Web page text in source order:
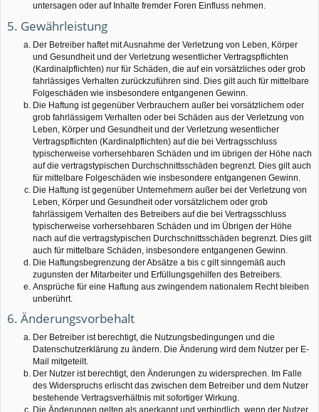
untersagen oder auf Inhalte fremder Foren Einfluss nehmen.
5. Gewährleistung
Der Betreiber haftet mit Ausnahme der Verletzung von Leben, Körper
und Gesundheit und der Verletzung wesentlicher Vertragspflichten
(Kardinalpflichten) nur für Schäden, die auf ein vorsätzliches oder grob
fahrlässiges Verhalten zurückzuführen sind. Dies gilt auch für mittelbare
Folgeschäden wie insbesondere entgangenen Gewinn.
Die Haftung ist gegenüber Verbrauchern außer bei vorsätzlichem oder
grob fahrlässigem Verhalten oder bei Schäden aus der Verletzung von
Leben, Körper und Gesundheit und der Verletzung wesentlicher
Vertragspflichten (Kardinalpflichten) auf die bei Vertragsschluss
typischerweise vorhersehbaren Schäden und im übrigen der Höhe nach
auf die vertragstypischen Durchschnittsschäden begrenzt. Dies gilt auch
für mittelbare Folgeschäden wie insbesondere entgangenen Gewinn.
Die Haftung ist gegenüber Unternehmern außer bei der Verletzung von
Leben, Körper und Gesundheit oder vorsätzlichem oder grob
fahrlässigem Verhalten des Betreibers auf die bei Vertragsschluss
typischerweise vorhersehbaren Schäden und im Übrigen der Höhe
nach auf die vertragstypischen Durchschnittsschäden begrenzt. Dies gilt
auch für mittelbare Schäden, insbesondere entgangenen Gewinn.
Die Haftungsbegrenzung der Absätze a bis c gilt sinngemäß auch
zugunsten der Mitarbeiter und Erfüllungsgehilfen des Betreibers.
Ansprüche für eine Haftung aus zwingendem nationalem Recht bleiben
unberührt.
6. Änderungsvorbehalt
Der Betreiber ist berechtigt, die Nutzungsbedingungen und die
Datenschutzerklärung zu ändern. Die Änderung wird dem Nutzer per E-
Mail mitgeteilt.
Der Nutzer ist berechtigt, den Änderungen zu widersprechen. Im Falle
des Widerspruchs erlischt das zwischen dem Betreiber und dem Nutzer
bestehende Vertragsverhältnis mit sofortiger Wirkung.
Die Änderungen gelten als anerkannt und verbindlich, wenn der Nutzer